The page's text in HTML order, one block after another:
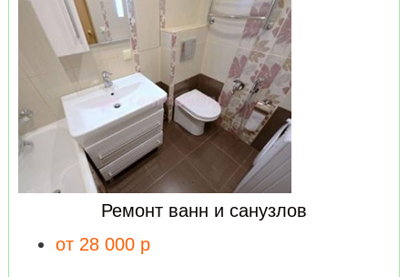
Ремонт ванн и санузлов
от 28 000 р